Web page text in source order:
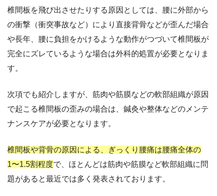
椎間板を飛び出させたりする原因としては、腰に外部から
の衝撃（衝突事故など）により直接背骨などが歪んだ場合
や長年、腰に負担をかけるような動作がつづいて椎間板が
完全にズレているような場合は外科的処置が必要となりま
す。
次項でも紹介しますが、筋肉や筋膜などの軟部組織が原因
で起こる椎間板の歪みの場合は、鍼灸や整体などのメンテ
ナンスケアが必要となります。
椎間板や背骨の原因による、ぎっくり腰痛は腰痛全体の
1〜1.5割程度で、ほとんどは筋肉や筋膜など軟部組織に問
題があると最近では多く発表されております。